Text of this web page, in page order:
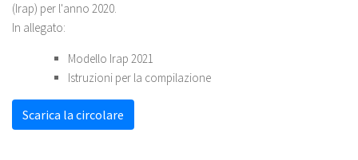
(Irap) per l'anno 2020.
In allegato:
Modello Irap 2021
Istruzioni per la compilazione
Scarica la circolare